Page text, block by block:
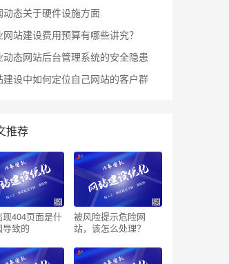
动态关于硬件设施方面
网站建设费用预算有哪些讲究？
动态网站后台管理系统的安全隐患
建设中如何定位自己网站的客户群
推荐
现404页面是什
导致的
被风险提示危险网
站，该怎么处理？